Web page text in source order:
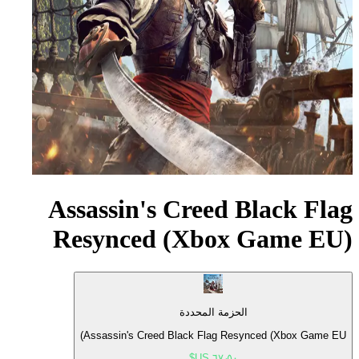
Assassin's Creed Black Flag
Resynced (Xbox Game EU)
الحزمة المحددة
Assassin's Creed Black Flag Resynced (Xbox Game EU)